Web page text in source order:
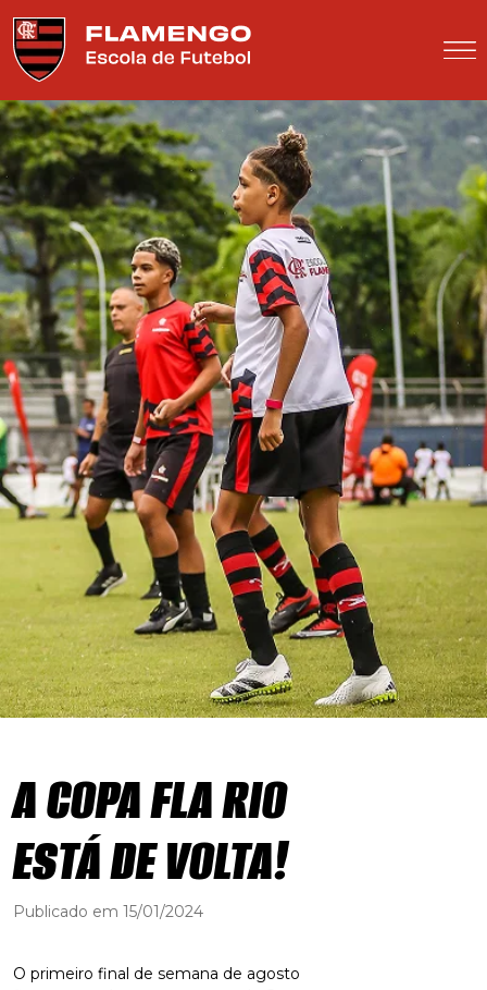
A COPA FLA RIO
ESTÁ DE VOLTA!
Publicado em 15/01/2024
O primeiro final de semana de agosto